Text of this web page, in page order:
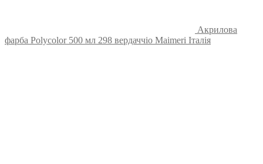
Акрилова
фарба Polycolor 500 мл 298 вердаччіо Maimeri Італія